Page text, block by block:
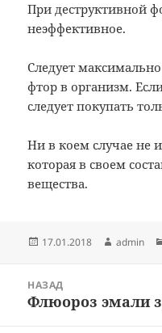
При деструктивной
неэффективное.
Следует
фтор в организм.
следует покупать
Ни в коем случае не
которая в своем
вещества.
Опубліковано
17.01.2018 Автор
admin
записівНАЗАД
Попередній
Флюороз эмали